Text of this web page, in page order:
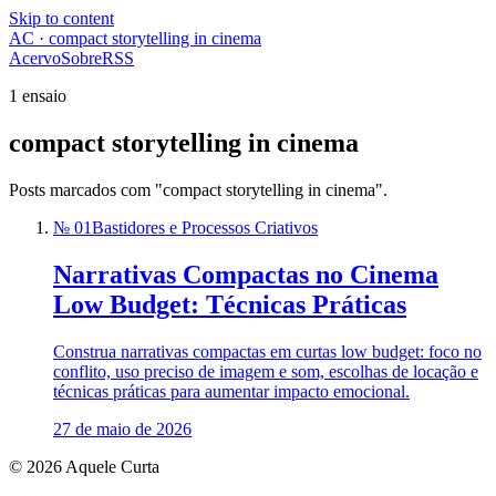
Skip to content
AC · compact storytelling in cinema
AcervoSobreRSS
1 ensaio
compact storytelling in cinema
Posts marcados com "compact storytelling in cinema".
№ 01Bastidores e Processos Criativos
Narrativas Compactas no Cinema
Low Budget: Técnicas Práticas
Construa narrativas compactas em curtas low budget: foco no
conflito, uso preciso de imagem e som, escolhas de locação e
técnicas práticas para aumentar impacto emocional.
27 de maio de 2026
© 2026 Aquele Curta